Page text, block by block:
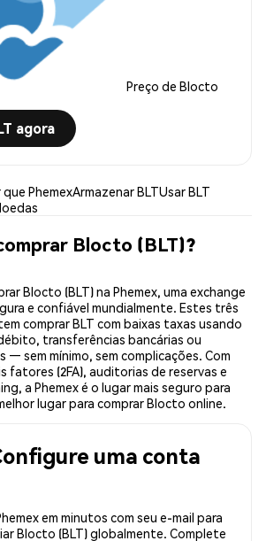
Preço de Blocto
agora
que PhemexArmazenar BLTUsar BLT
Blocto (BLT)?
Blocto (BLT) na Phemex, uma exchange
e confiável mundialmente. Estes três
comprar BLT com baixas taxas usando
transferências bancárias ou
sem mínimo, sem complicações. Com
fatores (2FA), auditorias de reservas e
a Phemex é o lugar mais seguro para
lugar para comprar Blocto online.
uma conta
em minutos com seu e-mail para
Blocto (BLT) globalmente. Complete